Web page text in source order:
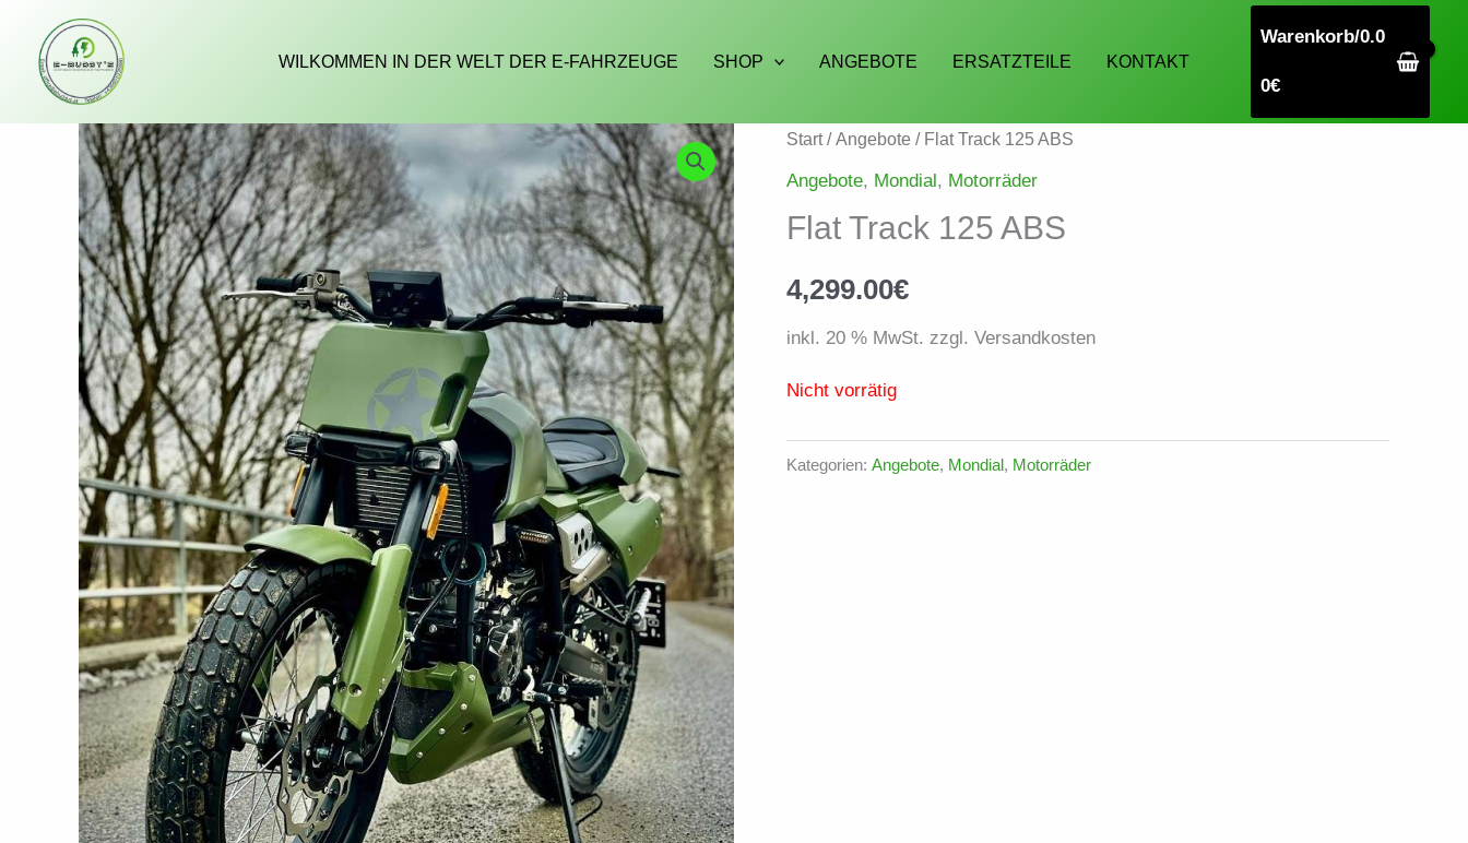
Inhalt
springen
WILKOMMEN IN DER WELT DER E-FAHRZEUGE SHOP ANGEBOTE ERSATZTEILE KONTAKT
Warenkorb/0.0
0€
Start/Angebote / Flat Track 125 ABS
Angebote, Mondial , Motorräder
Flat Track 125 ABS
4,299.00€
inkl. 20 % MwSt. zzgl. Versandkosten
Nicht vorrätig
Kategorien: Angebote, Mondial, Motorräder